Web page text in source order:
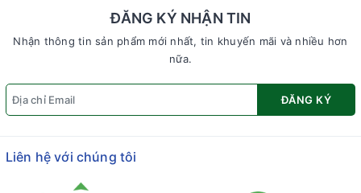
ĐĂNG KÝ NHẬN TIN
Nhận thông tin sản phẩm mới nhất, tin khuyến mãi và nhiều hơn
nữa.
ĐĂNG KÝ
Liên hệ với chúng tôi